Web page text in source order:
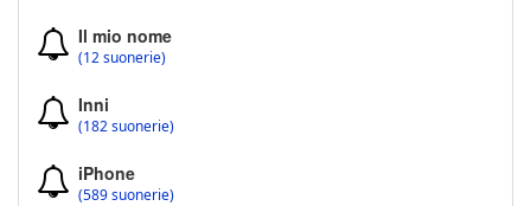
Il mio nome
(12 suonerie)
Inni
(182 suonerie)
iPhone
(589 suonerie)